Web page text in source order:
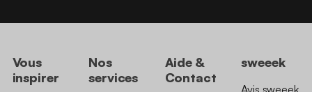
Vous
inspirer
Nos
services
Aide &
Contact
sweeek